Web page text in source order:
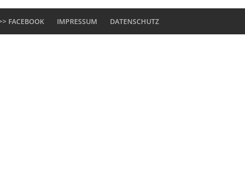
FACEBOOK IMPRESSUM DATENSCHUTZ